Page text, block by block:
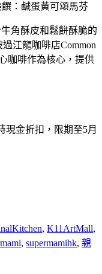
饌：鹹蛋黃可頌馬芬
角酥皮和鬆餅酥脆的
江龍咖啡店Common
咖啡作為核心，提供
現金折扣，限期至5月
, K11ArtMall,
, supermamihk, 親